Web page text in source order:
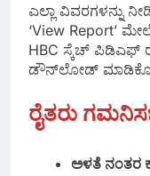
ಎಲ್ಲಾ ವಿವರಗಳನ್ನು
‘View Report’
HBC ಸ್ಕೆಚ್ ಪಿಡಿಎಫ್
ಡೌನ್‌ಲೋಡ್ ಮಾಡಿಕೊಳ್ಳಿ
ರೈತರು
ಅಳತೆ ನಂತರ